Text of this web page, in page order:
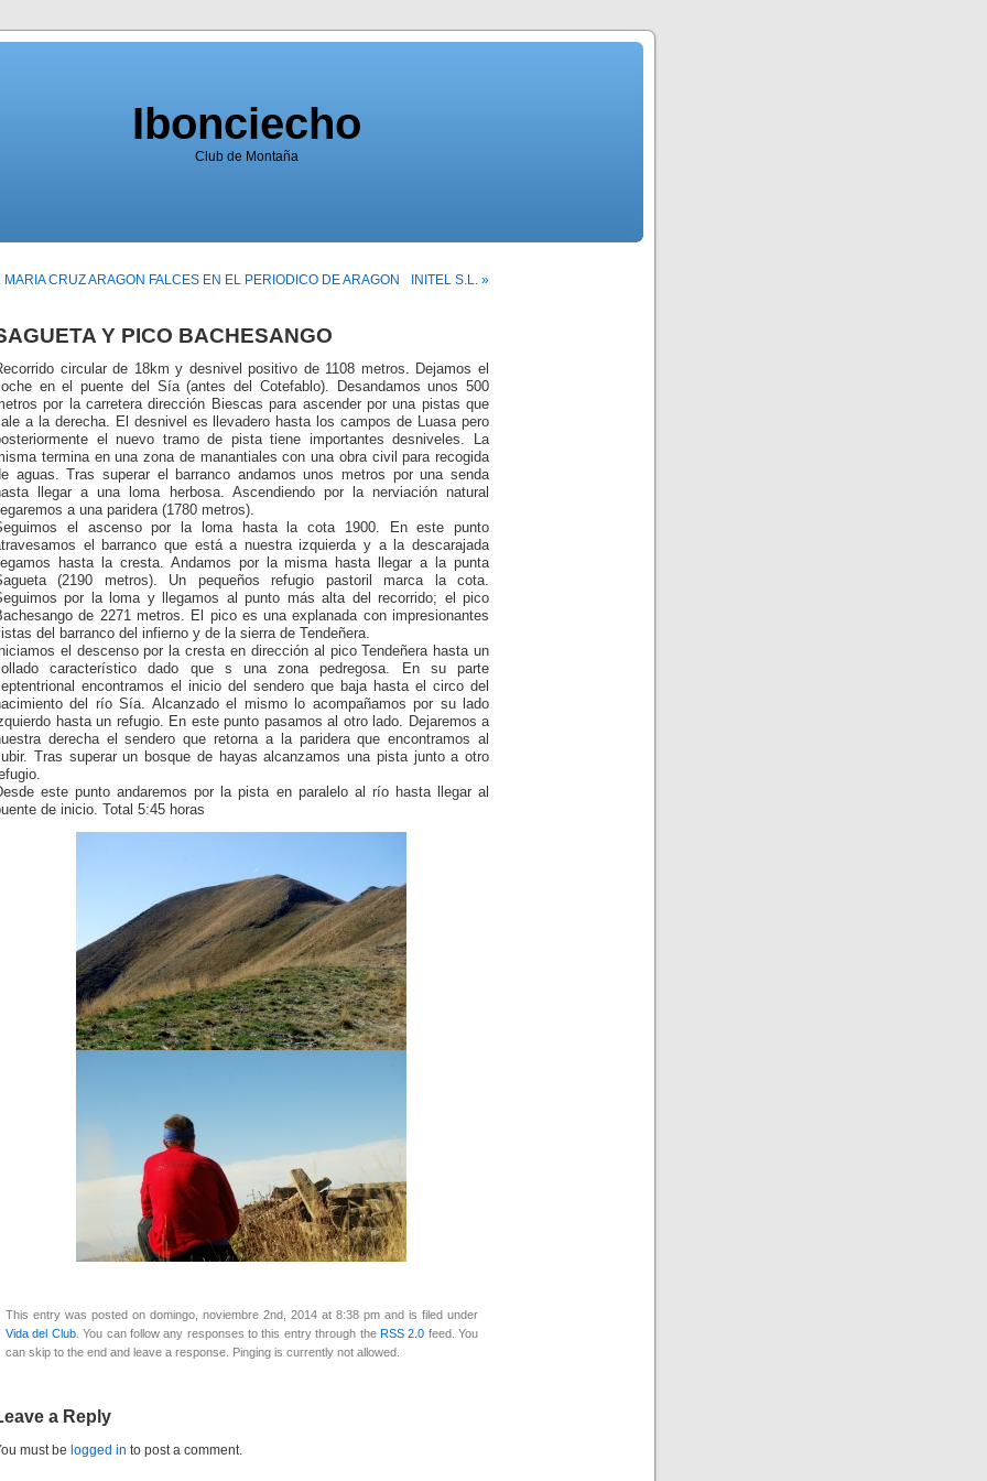
Ibonciecho
Club de Montaña
MARIA CRUZ ARAGON FALCES EN EL PERIODICO DE ARAGON INITEL S.L. »
Y PICO BACHESANGO
circular de 18km y desnivel positivo de 1108 metros. Dejamos el
en el puente del Sía (antes del Cotefablo). Desandamos unos 500
por la carretera dirección Biescas para ascender por una pistas que
a la derecha. El desnivel es llevadero hasta los campos de Luasa pero
el nuevo tramo de pista tiene importantes desniveles. La
termina en una zona de manantiales con una obra civil para recogida
aguas. Tras superar el barranco andamos unos metros por una senda
llegar a una loma herbosa. Ascendiendo por la nerviación natural
llegaremos a una paridera (1780 metros).
el ascenso por la loma hasta la cota 1900. En este punto
el barranco que está a nuestra izquierda y a la descarajada
llegamos hasta la cresta. Andamos por la misma hasta llegar a la punta
(2190 metros). Un pequeños refugio pastoril marca la cota.
por la loma y llegamos al punto más alta del recorrido; el pico
de 2271 metros. El pico es una explanada con impresionantes
del barranco del infierno y de la sierra de Tendeñera.
el descenso por la cresta en dirección al pico Tendeñera hasta un
característico dado que s una zona pedregosa. En su parte
encontramos el inicio del sendero que baja hasta el circo del
del río Sía. Alcanzado el mismo lo acompañamos por su lado
hasta un refugio. En este punto pasamos al otro lado. Dejaremos a
derecha el sendero que retorna a la paridera que encontramos al
Tras superar un bosque de hayas alcanzamos una pista junto a otro
este punto andaremos por la pista en paralelo al río hasta llegar al
de inicio. Total 5:45 horas
This entry was posted on domingo, noviembre 2nd, 2014 at 8:38 pm and is filed under
Vida del Club. You can follow any responses to this entry through the RSS 2.0 feed. You
can skip to the end and leave a response. Pinging is currently not allowed.
a Reply
must be logged in to post a comment.